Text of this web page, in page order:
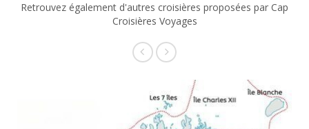
Retrouvez également d'autres croisières proposées par Cap
Croisières Voyages